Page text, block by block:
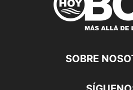
SOBRE